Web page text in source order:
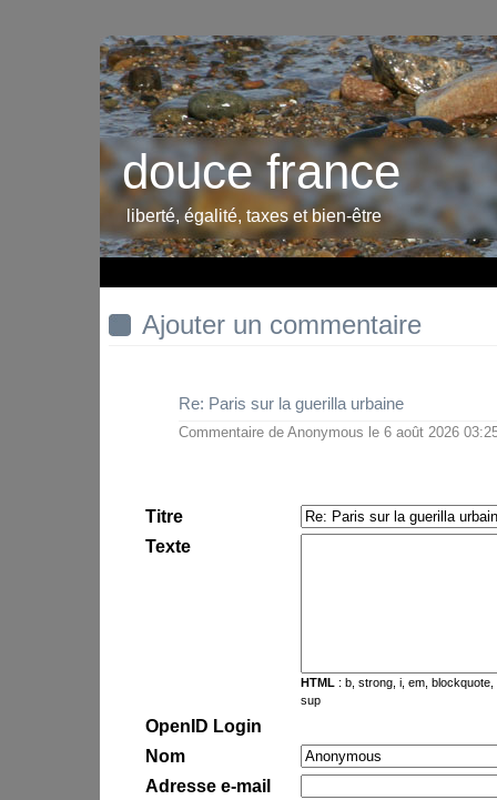
douce france
liberté, égalité, taxes et bien-être
Ajouter un commentaire
Re: Paris sur la guerilla urbaine
Commentaire de Anonymous le 6 août 2026
Titre
Texte
HTML : b, strong, i, em,
sup
OpenID Login
Nom
Adresse e-mail